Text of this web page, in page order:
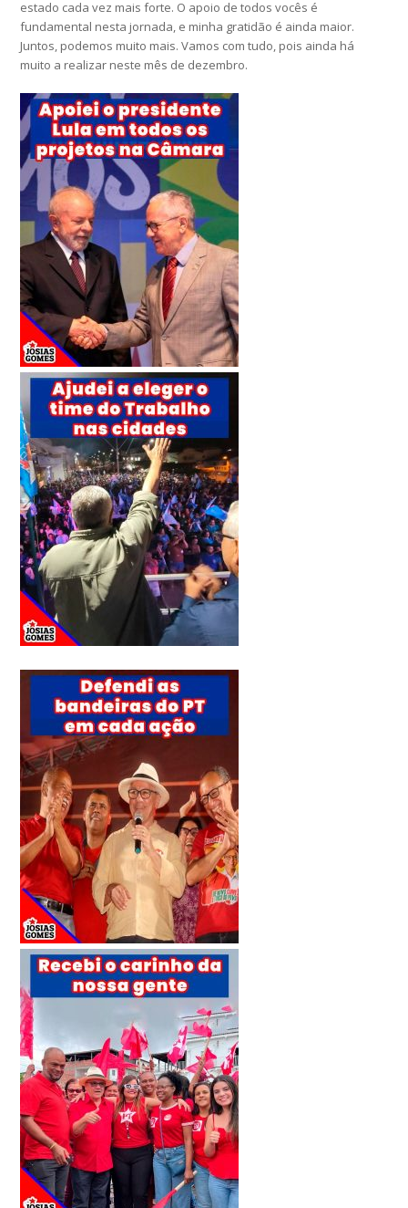
estado cada vez mais forte. O apoio de todos vocês é
fundamental nesta jornada, e minha gratidão é ainda maior.
Juntos, podemos muito mais. Vamos com tudo, pois ainda há
muito a realizar neste mês de dezembro.